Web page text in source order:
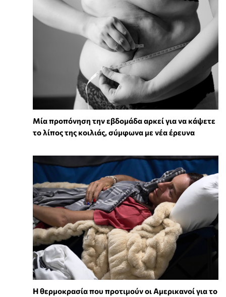
Μία προπόνηση την εβδομάδα αρκεί για να κάψετε
το λίπος της κοιλιάς, σύμφωνα με νέα έρευνα
Η θερμοκρασία που προτιμούν οι Αμερικανοί για το